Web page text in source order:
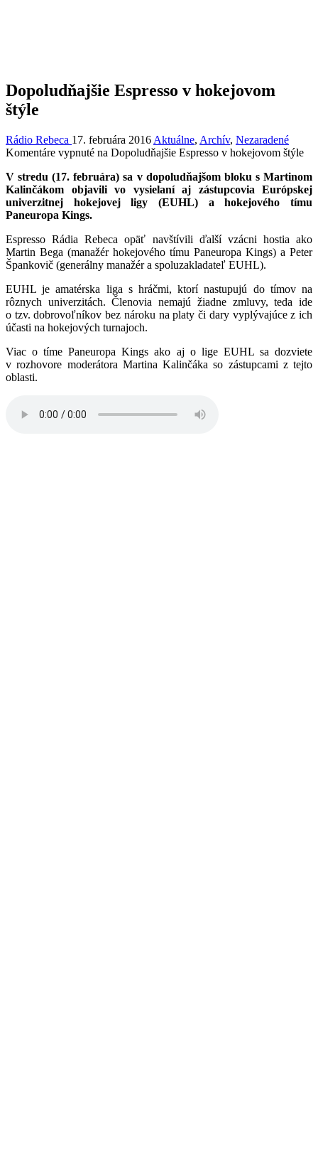
Dopoludňajšie Espresso v hokejovom
štýle
Rádio Rebeca 17. februára 2016 Aktuálne, Archív, Nezaradené
Komentáre vypnuté na Dopoludňajšie Espresso v hokejovom štýle
V stredu (17. februára) sa v dopoludňajšom bloku s Martinom
Kalinčákom objavili vo vysielaní aj zástupcovia Európskej
univerzitnej hokejovej ligy (EUHL) a hokejového tímu
Paneuropa Kings.
Espresso Rádia Rebeca opäť navštívili ďalší vzácni hostia ako
Martin Bega (manažér hokejového tímu Paneuropa Kings) a Peter
Špankovič (generálny manažér a spoluzakladateľ EUHL).
EUHL je amatérska liga s hráčmi, ktorí nastupujú do tímov na
rôznych univerzitách. Členovia nemajú žiadne zmluvy, teda ide
o tzv. dobrovoľníkov bez nároku na platy či dary vyplývajúce z ich
účasti na hokejových turnajoch.
Viac o tíme Paneuropa Kings ako aj o lige EUHL sa dozviete
v rozhovore moderátora Martina Kalinčáka so zástupcami z tejto
oblasti.